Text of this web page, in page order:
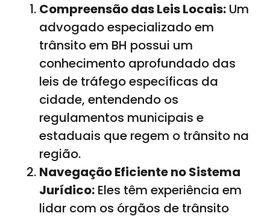
Compreensão das Leis Locais: Um
advogado especializado em
trânsito em BH possui um
conhecimento aprofundado das
leis de tráfego específicas da
cidade, entendendo os
regulamentos municipais e
estaduais que regem o trânsito na
região.
Navegação Eficiente no Sistema
Jurídico: Eles têm experiência em
lidar com os órgãos de trânsito